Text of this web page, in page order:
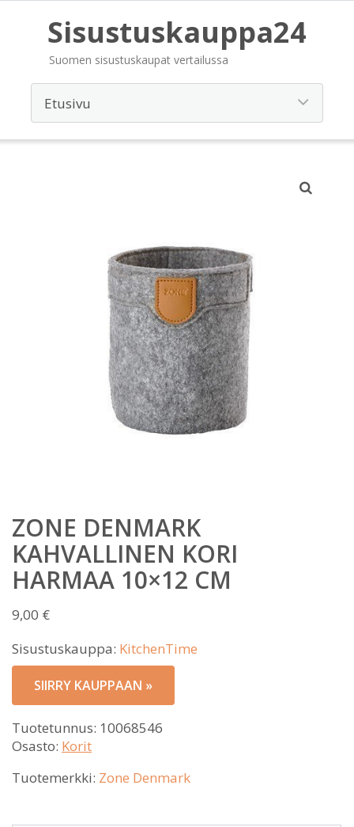
Sisustuskauppa24
Suomen sisustuskaupat vertailussa
ZONE DENMARK
KAHVALLINEN KORI
HARMAA 10×12 CM
9,00 €
Sisustuskauppa: KitchenTime
SIIRRY KAUPPAAN »
Tuotetunnus: 10068546
Osasto: Korit
Tuotemerkki: Zone Denmark